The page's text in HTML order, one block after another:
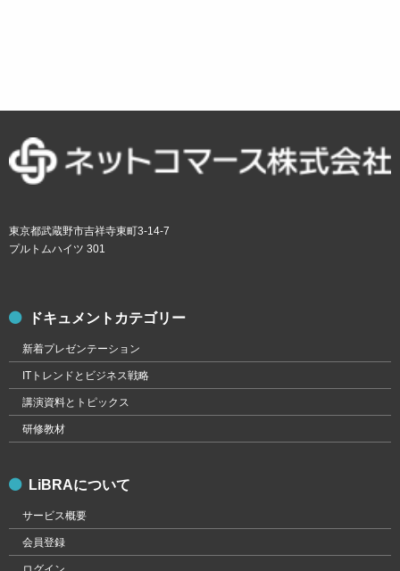
東京都武蔵野市吉祥寺東町3-14-7
プルトムハイツ 301
ドキュメントカテゴリー
新着プレゼンテーション
ITトレンドとビジネス戦略
講演資料とトピックス
研修教材
LiBRAについて
サービス概要
会員登録